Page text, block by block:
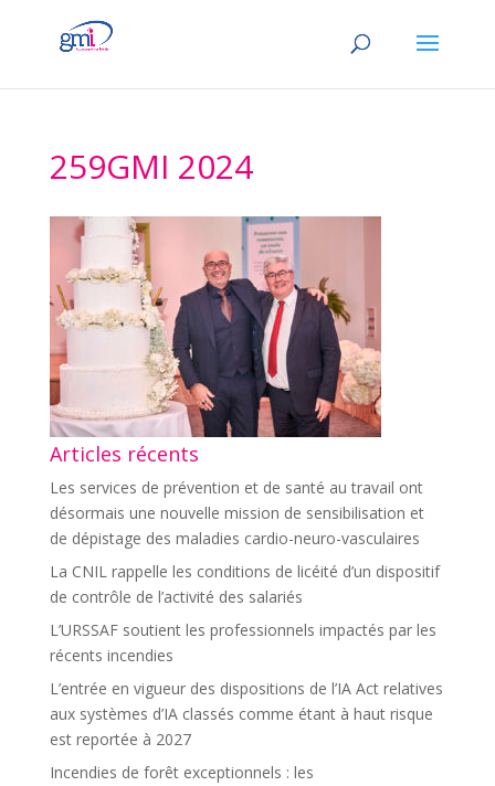
259GMI 2024
Articles récents
Les services de prévention et de santé au travail ont
désormais une nouvelle mission de sensibilisation et
de dépistage des maladies cardio-neuro-vasculaires
La CNIL rappelle les conditions de licéité d’un dispositif
de contrôle de l’activité des salariés
L’URSSAF soutient les professionnels impactés par les
récents incendies
L’entrée en vigueur des dispositions de l’IA Act relatives
aux systèmes d’IA classés comme étant à haut risque
est reportée à 2027
Incendies de forêt exceptionnels : les